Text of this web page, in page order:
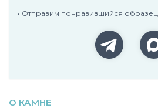
• Отправим понравившийся образец
О КАМНЕ